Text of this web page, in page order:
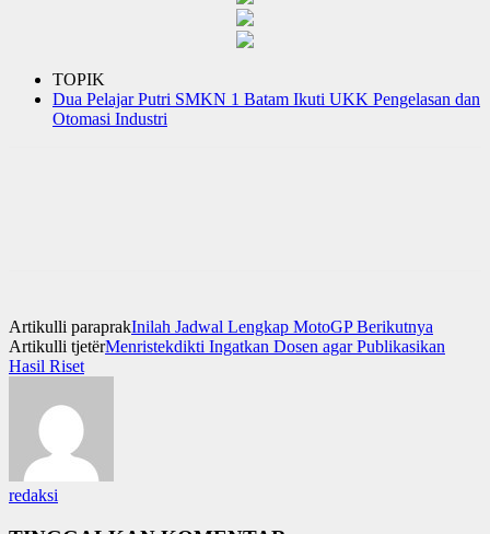
TOPIK
Dua Pelajar Putri SMKN 1 Batam Ikuti UKK Pengelasan dan
Otomasi Industri
Artikulli paraprakInilah Jadwal Lengkap MotoGP Berikutnya
Artikulli tjetërMenristekdikti Ingatkan Dosen agar Publikasikan
Hasil Riset
redaksi